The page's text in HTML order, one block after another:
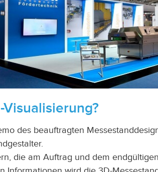
des beauftragten
die am Auftrag und dem